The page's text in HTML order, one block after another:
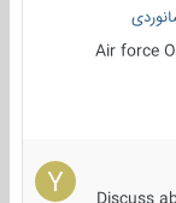
Air
15
مهر